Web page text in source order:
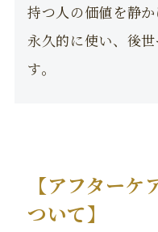
持つ人の価値を静
永久的に使い、後
す。
【アフター
ついて】